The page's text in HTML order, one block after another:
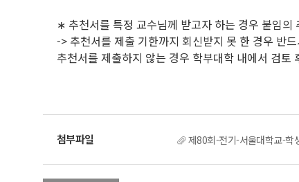
∗ 추천서를 특정 교수님께 받고자 하는 경우 붙임
-> 추천서를 제출 기한까지 회신받지 못 한 경우 반
추천서를 제출하지 않는 경우 학부대학 내에서 검토
제80회-전기-서울대학교-